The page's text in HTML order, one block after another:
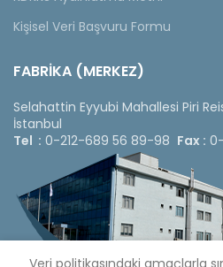
Kişisel Veri Başvuru Formu
FABRİKA (MERKEZ)
Selahattin Eyyubi Mahallesi Piri
İstanbul
Tel : 0-212-689 56 89-98 Fax :
Veri politikasındaki amaçlarla